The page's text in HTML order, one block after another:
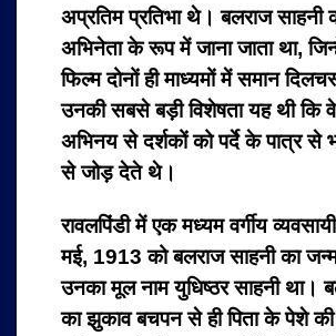
अप्रतिम प्रतिभा थे। बलराज साहनी
अभिनेता के रूप में जाना जाता था,
फिल्म दोनों ही माध्यमों में समान
उनकी सबसे बड़ी विशेषता यह थी
अभिनय से दर्शकों को पर्दे के पात्र से
से जोड़ देते थे।
रावलपिंडी में एक मध्यम वर्गीय
मई, 1913 को बलराज साहनी का
उनका मूल नाम युधिष्ठर साहनी था।
का झुकाव बचपन से ही पिता के पेशे